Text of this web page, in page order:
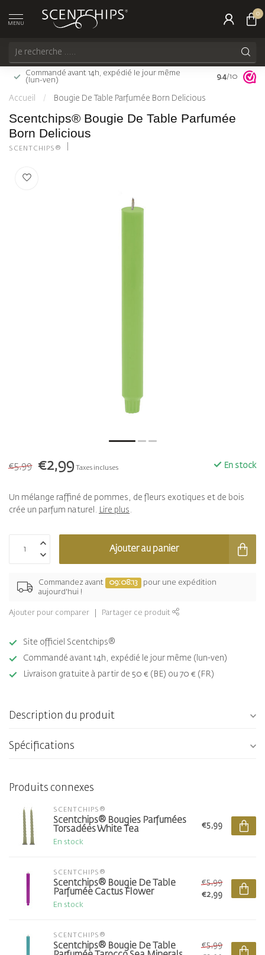
MENU
0
Commandé avant 14h, expédié le jour même
(lun-ven)
Livraison
(FR)
9.4/10
Accueil / Bougie De Table Parfumée Born Delicious
Scentchips® Bougie De Table Parfumée
Born Delicious
SCENTCHIPS®
€5,99 €2,99 Taxes incluses En stock
Un mélange raffiné de pommes, de fleurs exotiques et de bois
crée un parfum naturel. Lire plus .
Ajouter au panier
Commandez avant 09:08:13
pour une expédition
aujourd'hui !
Ajouter pour comparer Partager ce produit
Site officiel Scentchips®
Commandé avant 14h, expédié le jour même (lun-ven)
Livraison gratuite à partir de 50 € (BE) ou 70 € (FR)
Description du produit
Spécifications
Produits connexes
SCENTCHIPS®
Scentchips® Bougies Parfumées
Torsadées White Tea
En stock
€5,99
SCENTCHIPS®
Scentchips® Bougie De Table
Parfumée Cactus Flower
En stock
€5,99
€2,99
SCENTCHIPS®
Scentchips® Bougie De Table
€5,99